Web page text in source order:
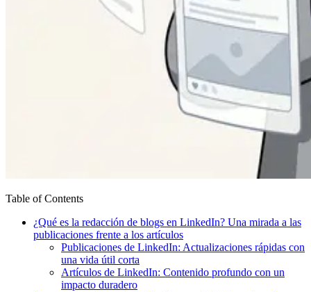
Table of Contents
¿Qué es la redacción de blogs en LinkedIn? Una mirada a las
publicaciones frente a los artículos
Publicaciones de LinkedIn: Actualizaciones rápidas con
una vida útil corta
Artículos de LinkedIn: Contenido profundo con un
impacto duradero